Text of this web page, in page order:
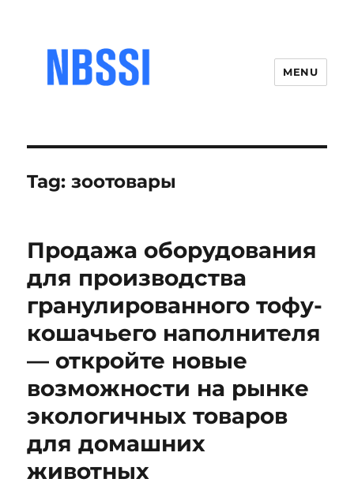
MENU
Tag:зоотовары
Продажа оборудования
для производства
гранулированного тофу-
кошачьего наполнителя
— откройте новые
возможности на рынке
экологичных товаров
для домашних
животных